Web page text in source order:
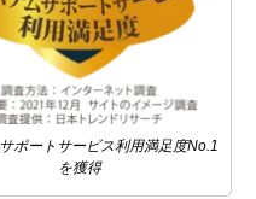
ポートサービス利用満足度No.1
を獲得